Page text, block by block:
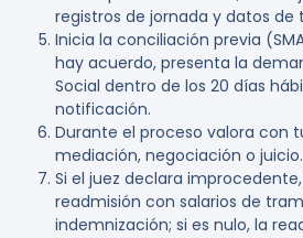
registros de jornada y datos de
Inicia la conciliación previa
hay acuerdo, presenta la
Social dentro de los 20 días
notificación.
Durante el proceso valora con
mediación, negociación o juicio.
Si el juez declara
readmisión con salarios de
indemnización; si es nulo, la